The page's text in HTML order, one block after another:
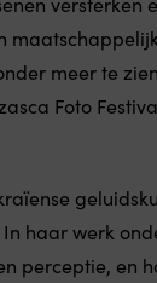
meer te
Foto
haar werk
perceptie, en